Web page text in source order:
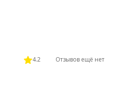
4.2 Отзывов ещё нет